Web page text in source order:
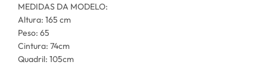
MEDIDAS DA MODELO:
Altura: 165 cm
Peso: 65
Cintura: 74cm
Quadril: 105cm